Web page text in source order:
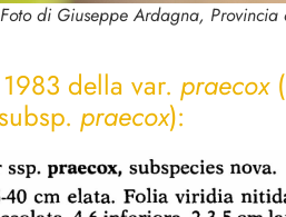
di Giuseppe Ardagna, Provincia
della var. praecox(
praecox):